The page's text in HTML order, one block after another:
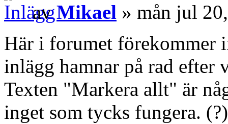
avMikael » mån jul
Här i forumet förekommer
inlägg hamnar på rad efter
Texten "Markera allt" är
inget som tycks fungera. (?)